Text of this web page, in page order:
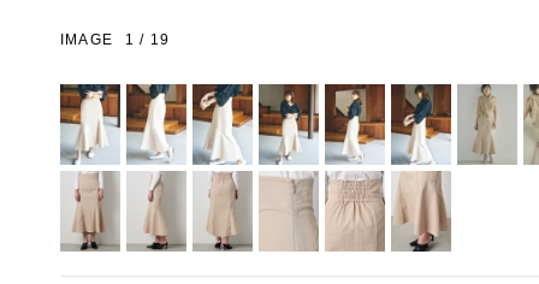
IMAGE 1 / 19